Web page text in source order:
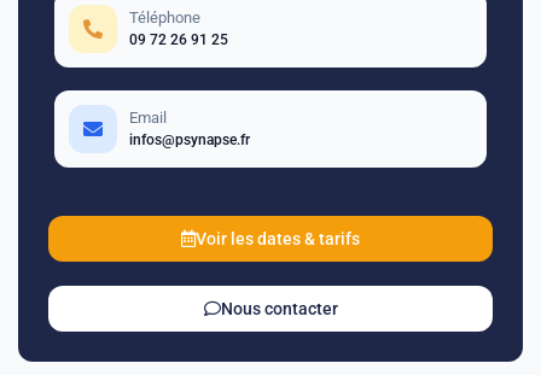
Téléphone
09 72 26 91 25
Email
infos@psynapse.fr
Voir les dates & tarifs
Nous contacter